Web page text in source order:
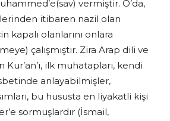
vermiştir. O’da,
itibaren nazil olan
kapalı olanlarını onlara
çalışmıştır. Zira Arap dili ve
ilk muhatapları, kendi
anlayabilmişler,
bu hususta en liyakatli kişi
sormuşlardır (İsmail,